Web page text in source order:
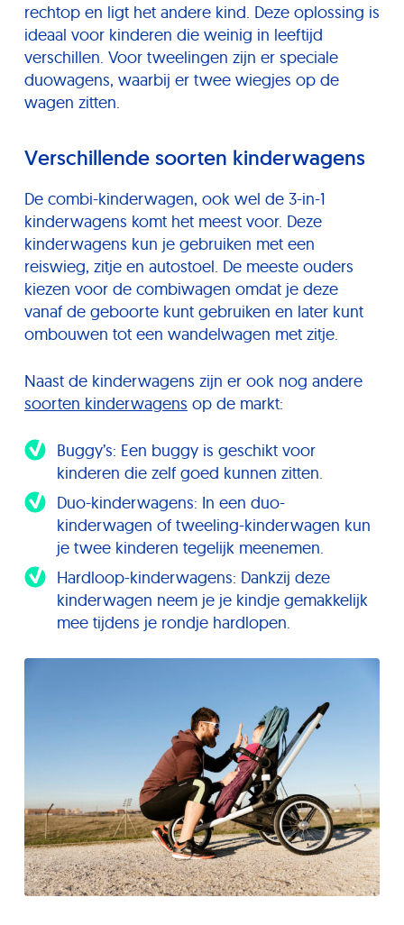
rechtop en ligt het andere kind. Deze oplossing is
ideaal voor kinderen die weinig in leeftijd
verschillen. Voor tweelingen zijn er speciale
duowagens, waarbij er twee wiegjes op de
wagen zitten.
Verschillende soorten kinderwagens
De combi-kinderwagen, ook wel de 3-in-1
kinderwagens komt het meest voor. Deze
kinderwagens kun je gebruiken met een
reiswieg, zitje en autostoel. De meeste ouders
kiezen voor de combiwagen omdat je deze
vanaf de geboorte kunt gebruiken en later kunt
ombouwen tot een wandelwagen met zitje.
Naast de kinderwagens zijn er ook nog andere
soorten kinderwagens op de markt:
Buggy’s: Een buggy is geschikt voor
kinderen die zelf goed kunnen zitten.
Duo-kinderwagens: In een duo-
kinderwagen of tweeling-kinderwagen kun
je twee kinderen tegelijk meenemen.
Hardloop-kinderwagens: Dankzij deze
kinderwagen neem je je kindje gemakkelijk
mee tijdens je rondje hardlopen.